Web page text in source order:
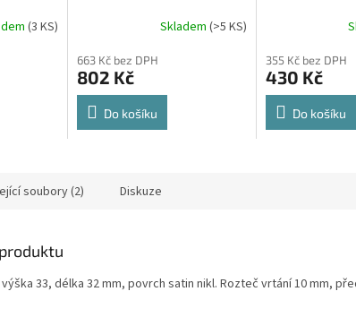
(3 KS)
produktu
je
4,8
5
Skladem (>5 KS)
663 Kč bez DPH
802 Kč
Do košíku
produktu
je
4,6
5
355 Kč bez DPH
430 Kč
Do košíku
soubory (2) Diskuze
33, délka 32 mm, povrch satin nikl. Rozteč vrtání 10 mm,